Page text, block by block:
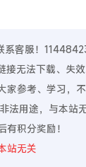
系客服！
无法下载、失效
参考、学习，
用途，与本站
积分奖励！
站无关